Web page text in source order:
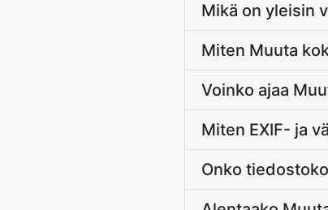
Mikä on yleisin
Miten Muuta
Voinko ajaa
Miten EXIF- ja
Onko